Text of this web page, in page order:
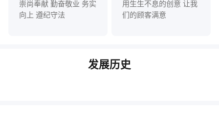
崇尚奉献 勤奋敬业 务实
向上 遵纪守法
用生生不息的创意 让我
们的顾客满意
发展历史